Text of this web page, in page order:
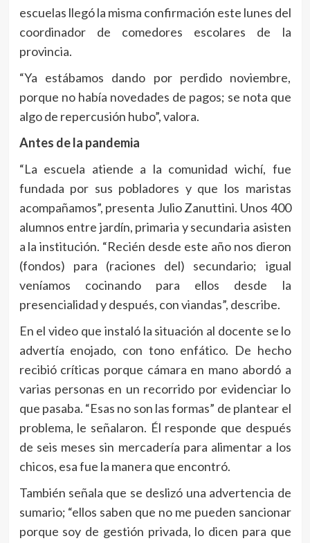
escuelas llegó la misma confirmación este lunes del
coordinador de comedores escolares de la
provincia.
“Ya estábamos dando por perdido noviembre,
porque no había novedades de pagos; se nota que
algo de repercusión hubo”, valora.
Antes de la pandemia
“La escuela atiende a la comunidad wichí, fue
fundada por sus pobladores y que los maristas
acompañamos”, presenta Julio Zanuttini. Unos 400
alumnos entre jardín, primaria y secundaria asisten
a la institución. “Recién desde este año nos dieron
(fondos) para (raciones del) secundario; igual
veníamos cocinando para ellos desde la
presencialidad y después, con viandas”, describe.
En el video que instaló la situación al docente se lo
advertía enojado, con tono enfático. De hecho
recibió críticas porque cámara en mano abordó a
varias personas en un recorrido por evidenciar lo
que pasaba. “Esas no son las formas” de plantear el
problema, le señalaron. Él responde que después
de seis meses sin mercadería para alimentar a los
chicos, esa fue la manera que encontró.
También señala que se deslizó una advertencia de
sumario; “ellos saben que no me pueden sancionar
porque soy de gestión privada, lo dicen para que